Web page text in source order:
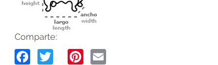
Comparte:
Facebook
TwitterPinterest